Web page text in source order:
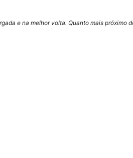
e na melhor volta. Quanto mais próximo